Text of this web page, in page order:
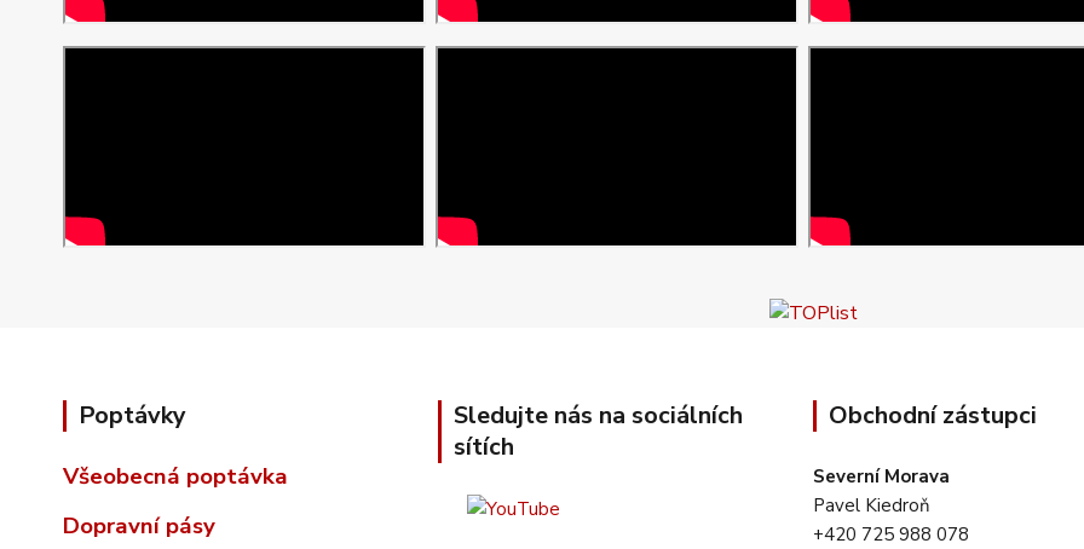
Poptávky
Všeobecná poptávka
Dopravní pásy
Sledujte nás na sociálních
sítích
Obchodní zástupci
Severní Morava
Pavel Kiedroň
+420 725 988 078